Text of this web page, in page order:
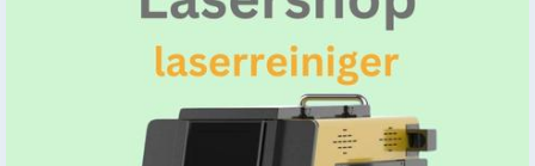
#Laserreiniger#Oberflächenreinigung
#Rostentfernung
#Industriereinigung
#Umweltfreundlich#Präzisionsreinigung
#Restaurierung
#Lasertechnologie